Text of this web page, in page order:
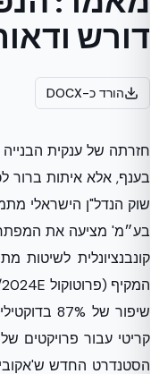
דורש
הורד כ-DOCX
בענף, אלא איתות ברור
שוק הנדל"ן הישראלי
קריטי עבור פרויקטים